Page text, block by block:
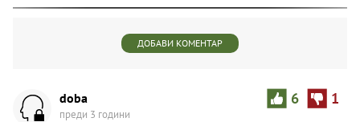
ДОБАВИ КОМЕНТАР
6 1
doba
преди 3 години